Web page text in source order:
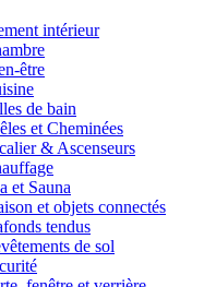
intérieur
être
de bain
et Cheminées
& Ascenseurs
et Sauna
et objets connectés
tendus
de sol